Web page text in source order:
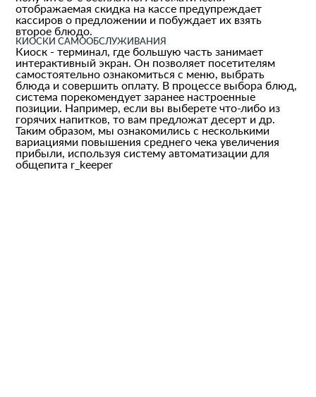
отображаемая скидка на кассе предупреждает
кассиров о предложении и побуждает их взять
второе блюдо.
КИОСКИ САМООБСЛУЖИВАНИЯ
Киоск - терминал, где большую часть занимает
интерактивный экран. Он позволяет посетителям
самостоятельно ознакомиться с меню, выбрать
блюда и совершить оплату. В процессе выбора блюд,
система порекомендует заранее настроенные
позиции. Например, если вы выберете что-либо из
горячих напитков, то вам предложат десерт и др.
Таким образом, мы ознакомились с несколькими
вариациями повышения среднего чека увеличения
прибыли, используя систему автоматизации для
общепита r_keeper